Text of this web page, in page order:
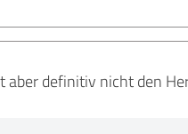
aber definitiv nicht den